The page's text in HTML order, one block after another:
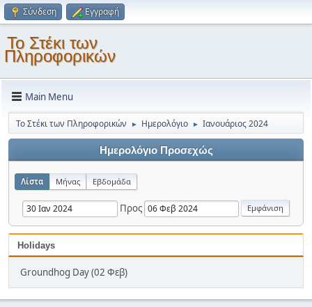
Σύνδεση Εγγραφή
Το Στέκι των
Πληροφορικών
Main Menu
Το Στέκι των Πληροφορικών ► Ημερολόγιο ► Ιανουάριος 2024
Ημερολόγιο Προσεχώς
Λίστα Μήνας Εβδομάδα
Προς
Holidays
Groundhog Day (02 Φεβ)